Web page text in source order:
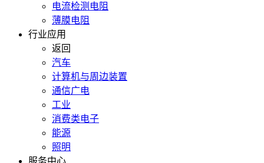
电流检测电阻
薄膜电阻
行业应用
返回
汽车
计算机与周边装置
通信广电
工业
消费类电子
能源
照明
服务中心